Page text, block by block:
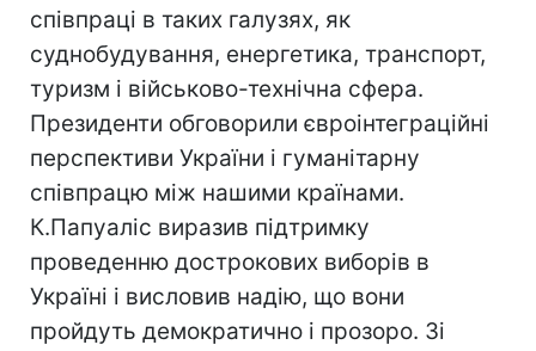
співпраці в таких галузях, як
суднобудування, енергетика, транспорт,
туризм і військово-технічна сфера.
Президенти обговорили євроінтеграційні
перспективи України і гуманітарну
співпрацю між нашими країнами.
К.Папуаліс виразив підтримку
проведенню дострокових виборів в
Україні і висловив надію, що вони
пройдуть демократично і прозоро. Зі